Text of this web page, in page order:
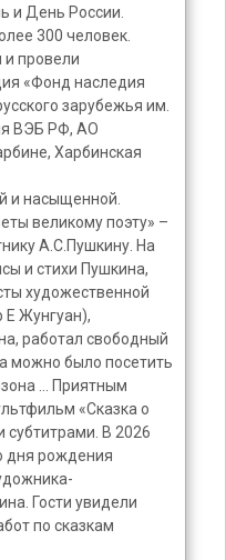
и День России.
300 человек.
и провели
«Фонд наследия
зарубежья им.
ВЭБ РФ, АО
Харбинская
и насыщенной.
великому поэту» –
А.С.Пушкину. На
и стихи Пушкина,
художественной
Е Жунгуан),
работал свободный
можно было посетить
… Приятным
«Сказка о
субтитрами. В 2026
дня рождения
Гости увидели
по сказкам